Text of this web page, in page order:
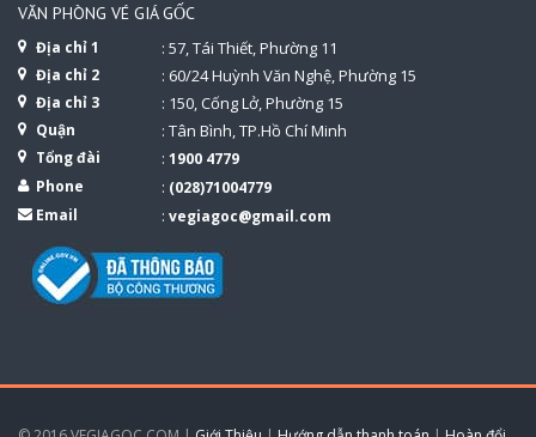
VĂN PHÒNG VÉ GIÁ GỐC
Địa chỉ 1 : 57, Tái Thiết, Phường 11
Địa chỉ 2 : 60/24 Huỳnh Văn Nghệ, Phường 15
Địa chỉ 3 : 150, Cống Lở, Phường 15
Quận : Tân Bình, TP.Hồ Chí Minh
Tổng đài : 1900 4779
Phone
: (028)71004779
Email
: vegiagoc@gmail.com